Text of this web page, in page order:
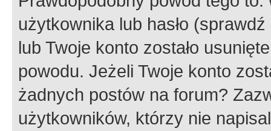
użytkownika lub hasło
lub Twoje konto zostało
powodu. Jeżeli Twoje konto
żadnych postów na forum?
użytkowników, którzy nie